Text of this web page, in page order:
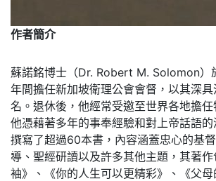
作者簡介
蘇諾銘博士（Dr. Robert M. Solomon）
年間擔任新加坡衛理公會會督，以其深
名。退休後，他經常受邀至世界各地擔任
他憑藉著多年的事奉經驗和對上帝話語
撰寫了超過60本書，內容涵蓋忠心的基
導、聖經研讀以及許多其他主題，其著
袖》、《你的人生可以更精彩》、《父